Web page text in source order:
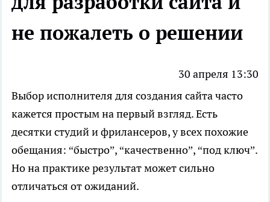
не пожалеть о решении
30 апреля 13:30
Выбор исполнителя для создания сайта часто
кажется простым на первый взгляд. Есть
десятки студий и фрилансеров, у всех похожие
обещания: “быстро”, “качественно”, “под ключ”.
Но на практике результат может сильно
отличаться от ожиданий.